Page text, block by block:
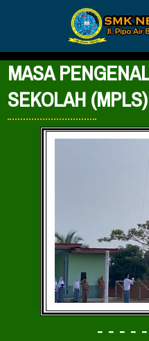
MASA
SEKOLAH
- - - -